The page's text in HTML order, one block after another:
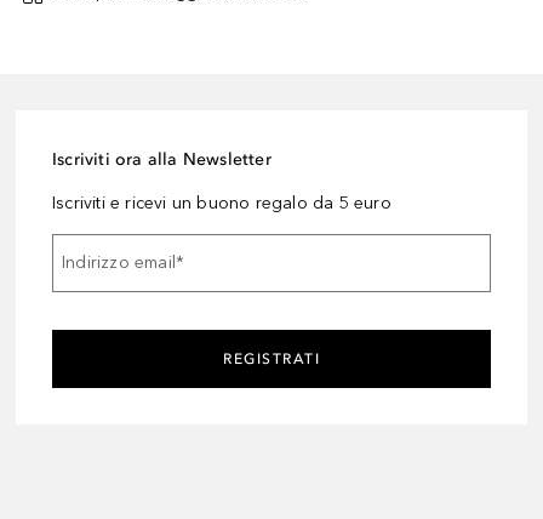
Iscriviti ora alla Newsletter
Iscriviti e ricevi un buono regalo da 5 euro
Indirizzo email*
REGISTRATI